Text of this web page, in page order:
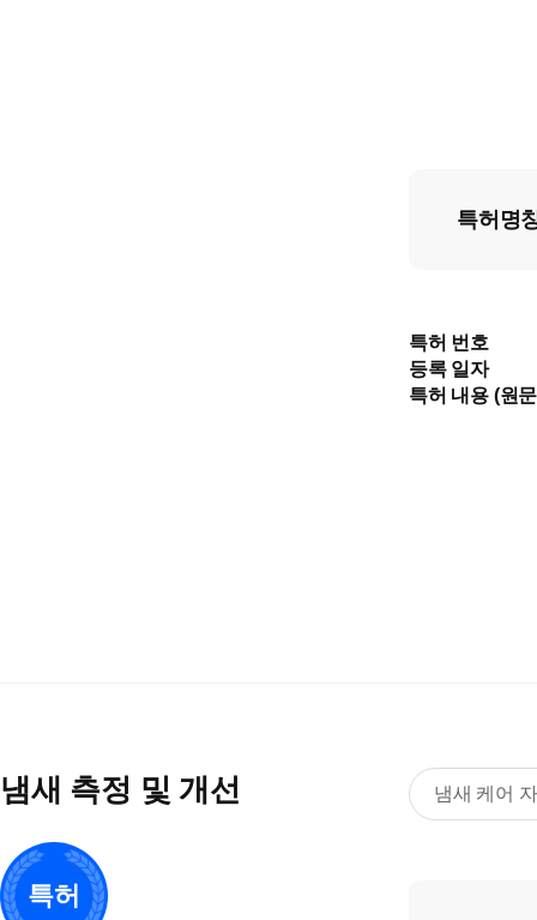
특허명
특허 번호
등록 일자
특허 내용 (원
냄새 측정 및 개선
특허
냄새 케어